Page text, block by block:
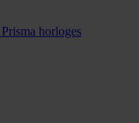
Prisma horloges